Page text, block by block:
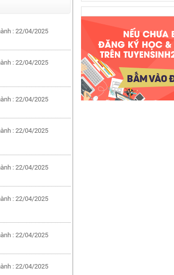
: 22/04/2025
: 22/04/2025
: 22/04/2025
: 22/04/2025
: 22/04/2025
: 22/04/2025
: 22/04/2025
: 22/04/2025